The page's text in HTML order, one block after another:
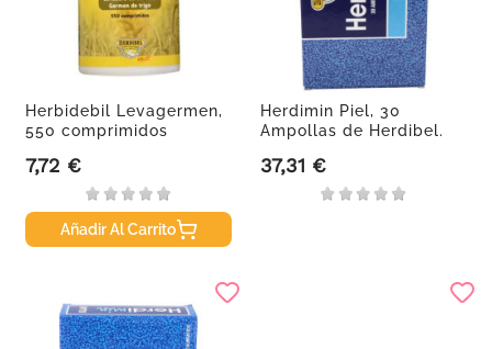
Herbidebil Levagermen,
550 comprimidos
Precio
7,72 €
Añadir Al Carrito
Herdimin Piel, 30
Ampollas de Herdibel.
Precio
37,31 €